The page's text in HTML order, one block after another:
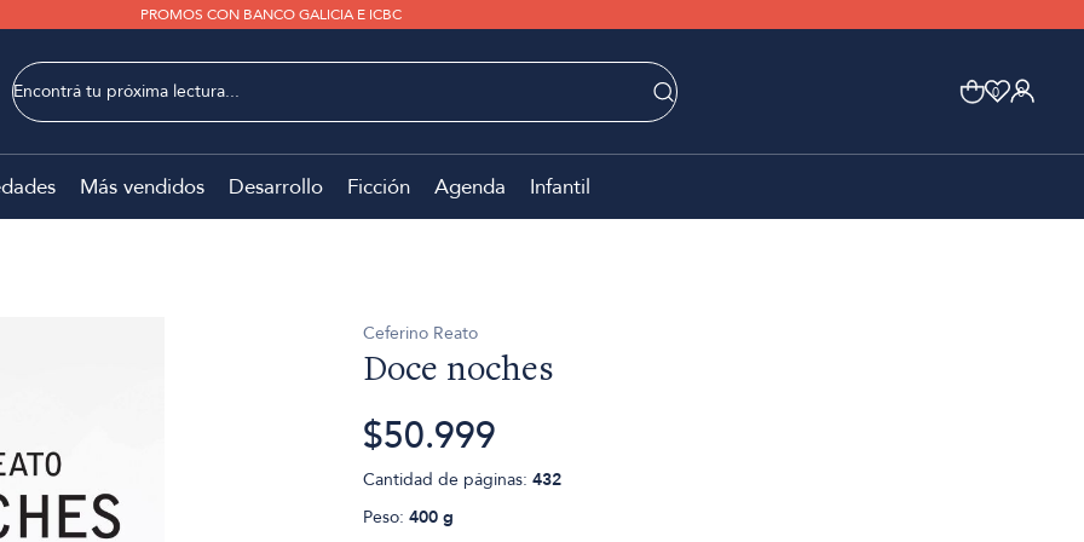
PROMOS CON BANCO GALICIA E ICBC
0 0
Más vendidos Desarrollo Ficción Agenda Infantil
Ceferino Reato
Doce noches
$50.999
Cantidad de páginas: 432
Peso: 400 g